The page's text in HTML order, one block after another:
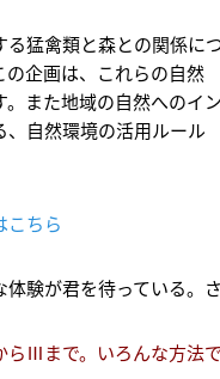
猛禽類と森との関係に
企画は、これらの自然
また地域の自然へのイ
自然環境の活用ルール
こちら
験が君を待っている。
Ⅲまで。いろんな方法